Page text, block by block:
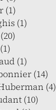
(1)
(1)
(1)
(14)
(4)
(10)